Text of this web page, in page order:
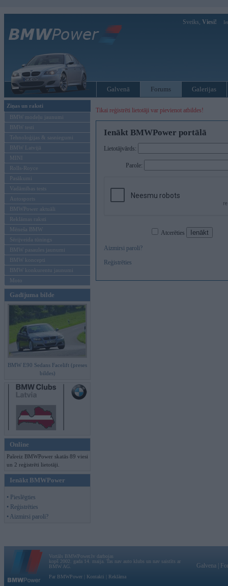
Sveiks, Viesi!
Galvenā Forums Galerijas
Ziņas un raksti
BMW modeļu jaunumi
BMW testi
Tehnoloģijas & sasniegumi
BMW Latvijā
MINI
Rolls-Royce
Pasākumi
Vadāmības tests
Autosports
BMWPower aktuāli
Reklāmas raksti
Mēneša BMW
Sērijveida tūnings
BMW pasaules jaunumi
BMW koncepti
BMW konkurentu jaunumi
Moto
Gadījuma bilde
BMW E90 Sedans Facelift (preses
bildes)
Online
Pašreiz BMWPower skatās 89 viesi
un 2 reģistrēti lietotāji.
Ienākt BMWPower
• Pieslēgties
• Reģistrēties
• Aizmirsi paroli?
Tikai reģistrēti lietotāji var pievienot atbildes!
Ienākt BMWPower portālā
Lietotājvārds:
Parole:
Atcerēties
Aizmirsi paroli?
Reģistrēties
Vortāls BMWPower.lv darbojas
kopš 2002. gada 14. maija. Tas nav auto klubs un nav saistīts ar
BMW AG.
Par BMWPower
Kontakti Reklāma
Galvena